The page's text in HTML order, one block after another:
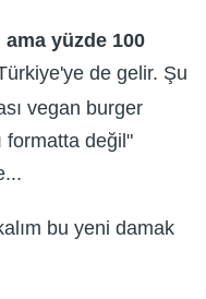
yüzde 100
de gelir. Şu
vegan burger
formatta değil"
bu yeni damak